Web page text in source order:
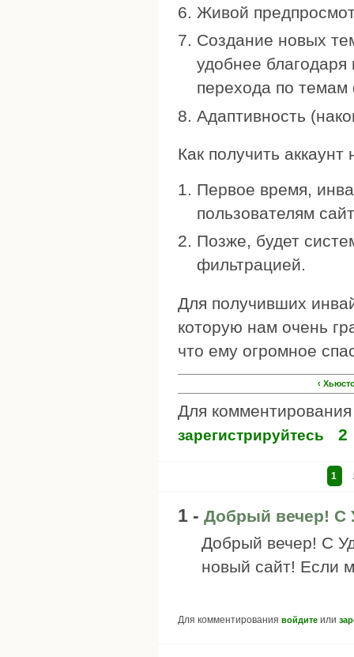
Живой
Создание новых
удобнее
перехода по
Адаптивность
Как получить
Первое время,
пользователям
Позже, будет
фильтрацией.
Для получивших
которую нам очень
что ему огромное
‹
Для
зарегистрируйтесь 2
1
1 - Добрый вечер! С
Добрый вечер! С
новый сайт! Если
Для комментирования войдите или